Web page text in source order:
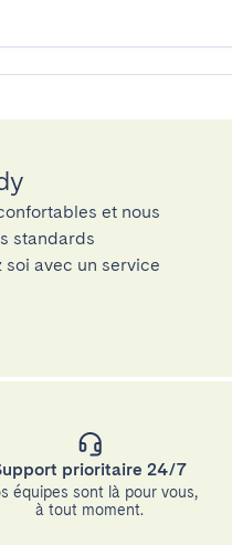
et nous
standards
avec un service
prioritaire 24/7
équipes sont là pour vous,
à tout moment.